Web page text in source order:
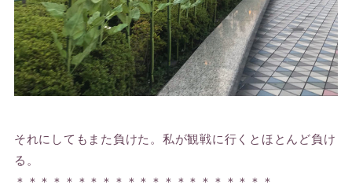
それにしてもまた負けた。私が観戦に行くとほとんど負け
る。
＊＊＊＊＊＊＊＊＊＊＊＊＊＊＊＊＊＊＊＊＊